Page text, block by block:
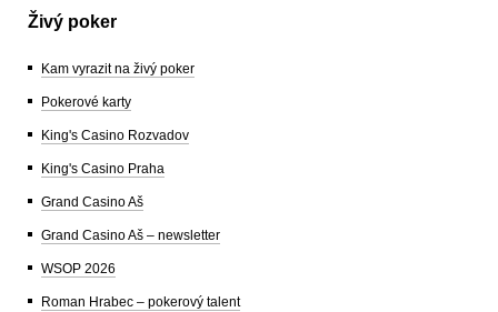
Živý poker
Kam vyrazit na živý poker
Pokerové karty
King's Casino Rozvadov
King's Casino Praha
Grand Casino Aš
Grand Casino Aš – newsletter
WSOP 2026
Roman Hrabec – pokerový talent